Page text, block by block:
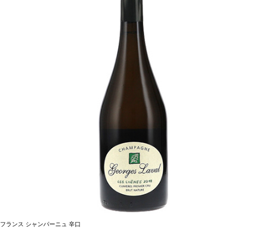
フランス シャンパーニュ 辛口